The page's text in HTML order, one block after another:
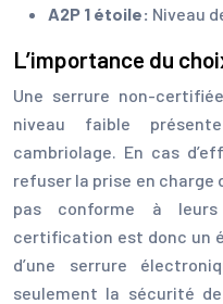
A2P 1 étoile: Niveau
L’importance du
Une serrure non-
niveau faible
cambriolage. En cas
refuser la prise en charge
pas conforme à
certification est donc un
d’une serrure
seulement la sécurité